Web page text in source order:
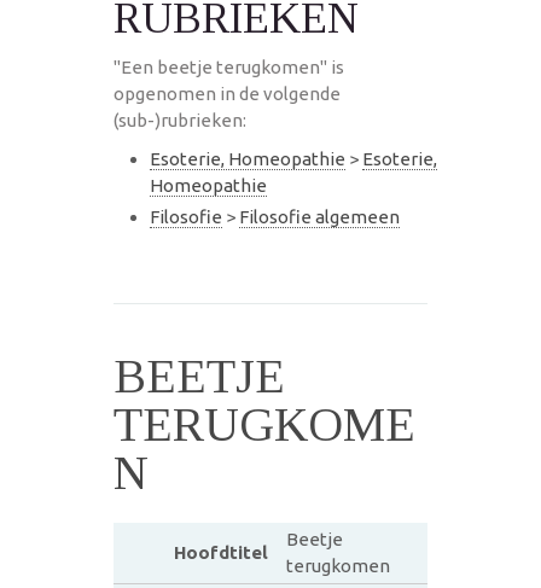
RUBRIEKEN
"Een beetje terugkomen" is
opgenomen in de volgende
(sub-)rubrieken:
Esoterie, Homeopathie > Esoterie,
Homeopathie
Filosofie > Filosofie algemeen
BEETJE
TERUGKOME
N
Hoofdtitel
Beetje
terugkomen